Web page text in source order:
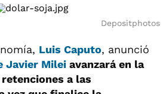
Depositphotos
Luis Caputo, anunció
Javier Milei avanzará en la
a las